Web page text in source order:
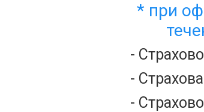
* при
-
-
-